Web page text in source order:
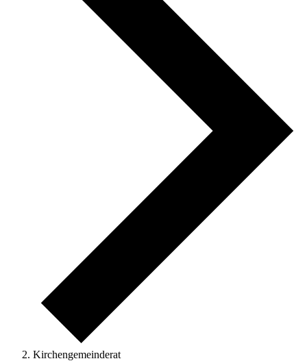
Kirchengemeinderat